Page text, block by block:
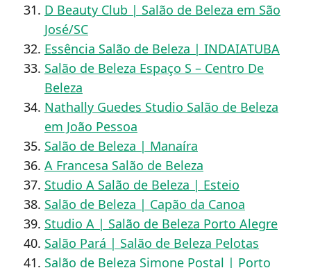
D Beauty Club | Salão de Beleza em São
José/SC
Essência Salão de Beleza | INDAIATUBA
Salão de Beleza Espaço S – Centro De
Beleza
Nathally Guedes Studio Salão de Beleza
em João Pessoa
Salão de Beleza | Manaíra
A Francesa Salão de Beleza
Studio A Salão de Beleza | Esteio
Salão de Beleza | Capão da Canoa
Studio A | Salão de Beleza Porto Alegre
Salão Pará | Salão de Beleza Pelotas
Salão de Beleza Simone Postal | Porto